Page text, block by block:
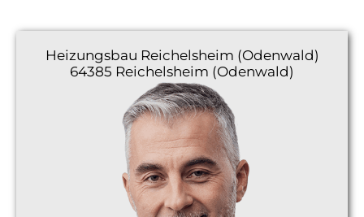
Heizungsbau Reichelsheim (Odenwald)
64385 Reichelsheim (Odenwald)